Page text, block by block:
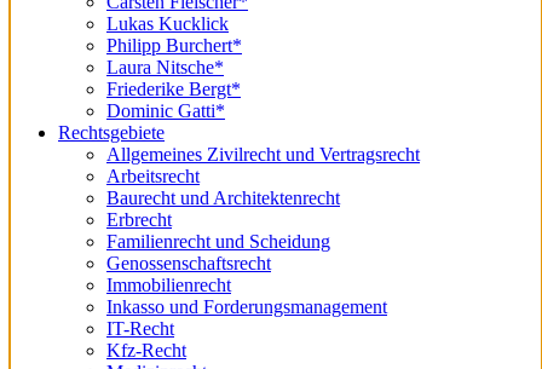
Lukas Kucklick
Philipp Burchert*
Laura Nitsche*
Friederike Bergt*
Dominic Gatti*
Rechtsgebiete
Allgemeines Zivilrecht und Vertragsrecht
Arbeitsrecht
Baurecht und Architektenrecht
Erbrecht
Familienrecht und Scheidung
Genossenschaftsrecht
Immobilienrecht
Inkasso und Forderungsmanagement
IT-Recht
Kfz-Recht